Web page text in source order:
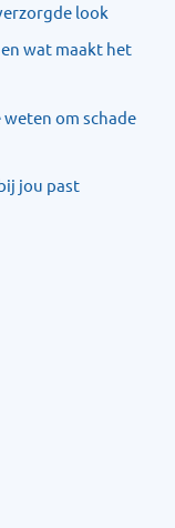
look
wat maakt het
om schade
jou past